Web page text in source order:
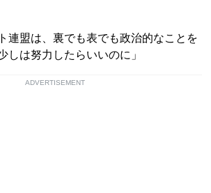
連盟は、裏でも表でも政治的なことを
しは努力したらいいのに」
ADVERTISEMENT